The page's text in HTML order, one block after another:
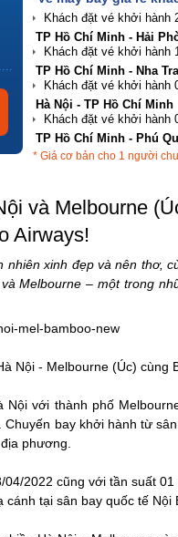
TP Hồ Chí Minh - Hải
TP Hồ Chí Minh - Nha
Hà Nội - TP Hồ Chí Minh
TP Hồ Chí Minh - Phú
* Giá cơ bản cho 1 người
và Melbourne
Airways!
xinh đẹp và nên thơ,
Melbourne – một trong
Nội - Melbourne (Úc) cùng
với thành phố
bay khởi hành từ
phương.
2022 cũng với tần suất
tại sân bay quốc tế Nội